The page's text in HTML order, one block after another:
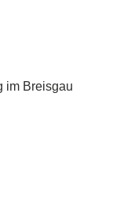
im Breisgau